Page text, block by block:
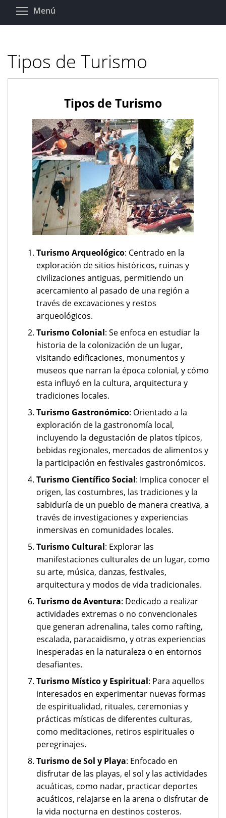
Pasar
Menú
Tipos de Turismo
Tipos de Turismo
Turismo Arqueológico: Centrado en la
exploración de sitios históricos, ruinas y
civilizaciones antiguas, permitiendo un
acercamiento al pasado de una región a
través de excavaciones y restos
arqueológicos.
Turismo Colonial: Se enfoca en estudiar la
historia de la colonización de un lugar,
visitando edificaciones, monumentos y
museos que narran la época colonial, y cómo
esta influyó en la cultura, arquitectura y
tradiciones locales.
Turismo Gastronómico: Orientado a la
exploración de la gastronomía local,
incluyendo la degustación de platos típicos,
bebidas regionales, mercados de alimentos y
la participación en festivales gastronómicos.
Turismo Científico Social: Implica conocer el
origen, las costumbres, las tradiciones y la
sabiduría de un pueblo de manera creativa, a
través de investigaciones y experiencias
inmersivas en comunidades locales.
Turismo Cultural: Explorar las
manifestaciones culturales de un lugar, como
su arte, música, danzas, festivales,
arquitectura y modos de vida tradicionales.
Turismo de Aventura: Dedicado a realizar
actividades extremas o no convencionales
que generan adrenalina, tales como rafting,
escalada, paracaidismo, y otras experiencias
inesperadas en la naturaleza o en entornos
desafiantes.
Turismo Místico y Espiritual: Para aquellos
interesados en experimentar nuevas formas
de espiritualidad, rituales, ceremonias y
prácticas místicas de diferentes culturas,
como meditaciones, retiros espirituales o
peregrinajes.
Turismo de Sol y Playa: Enfocado en
disfrutar de las playas, el sol y las actividades
acuáticas, como nadar, practicar deportes
acuáticos, relajarse en la arena o disfrutar de
la vida nocturna en destinos costeros.